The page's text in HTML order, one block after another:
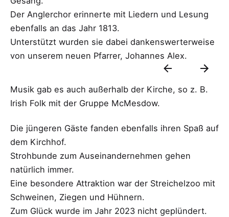
Der Anglerchor erinnerte mit Liedern und Lesung
ebenfalls an das Jahr 1813.
Unterstützt wurden sie dabei dankenswerterweise
von unserem neuen Pfarrer, Johannes Alex.
Musik gab es auch außerhalb der Kirche, so z. B.
Irish Folk mit der Gruppe McMesdow.
Die jüngeren Gäste fanden ebenfalls ihren Spaß auf
dem Kirchhof.
Strohbunde zum Auseinandernehmen gehen
natürlich immer.
Eine besondere Attraktion war der Streichelzoo mit
Schweinen, Ziegen und Hühnern.
Zum Glück wurde im Jahr 2023 nicht geplündert.